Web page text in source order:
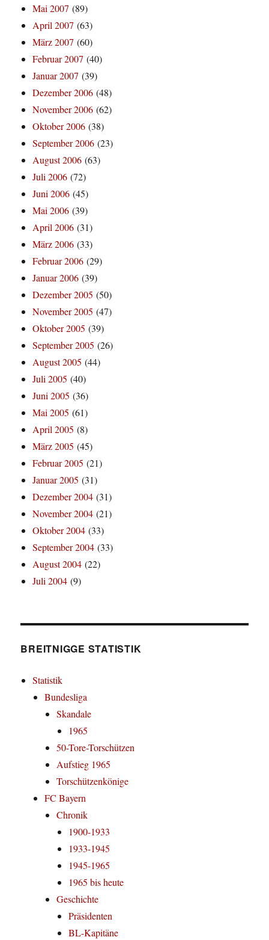
Mai 2007 (89)
April 2007 (63)
März 2007 (60)
Februar 2007 (40)
Januar 2007 (39)
Dezember 2006 (48)
November 2006 (62)
Oktober 2006 (38)
September 2006 (23)
August 2006 (63)
Juli 2006 (72)
Juni 2006 (45)
Mai 2006 (39)
April 2006 (31)
März 2006 (33)
Februar 2006 (29)
Januar 2006 (39)
Dezember 2005 (50)
November 2005 (47)
Oktober 2005 (39)
September 2005 (26)
August 2005 (44)
Juli 2005 (40)
Juni 2005 (36)
Mai 2005 (61)
April 2005 (8)
März 2005 (45)
Februar 2005 (21)
Januar 2005 (31)
Dezember 2004 (31)
November 2004 (21)
Oktober 2004 (33)
September 2004 (33)
August 2004 (22)
Juli 2004 (9)
BREITNIGGE STATISTIK
Statistik
Bundesliga
Skandale
1965
50-Tore-Torschützen
Aufstieg 1965
Torschützenkönige
FC Bayern
Chronik
1900-1933
1933-1945
1945-1965
1965 bis heute
Geschichte
Präsidenten
BL-Kapitäne